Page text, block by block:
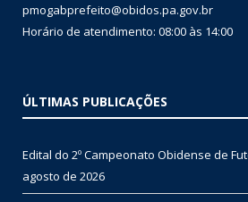
pmogabprefeito@obidos.pa.gov.br
Horário de atendimento: 08:00 às 14:00
ÚLTIMAS PUBLICAÇÕES
Edital do 2º Campeonato Obidense de
agosto de 2026